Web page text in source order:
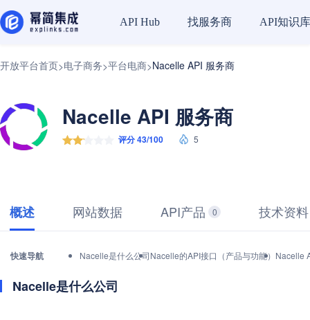
API Hub 找服务商 API知识库
开放平台首页>电子商务>平台电商>Nacelle API 服务商
Nacelle API 服务商
评分 43/100 5
概述 网站数据 API产品 0 技术资料
快速导航 Nacelle是什么公司Nacelle的API接口（产品与功能） Nacelle
Nacelle是什么公司